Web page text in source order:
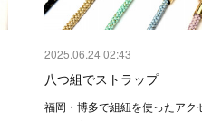
2025.06.24 02:43
八つ組でストラップ
福岡・博多で組紐を使ったアク